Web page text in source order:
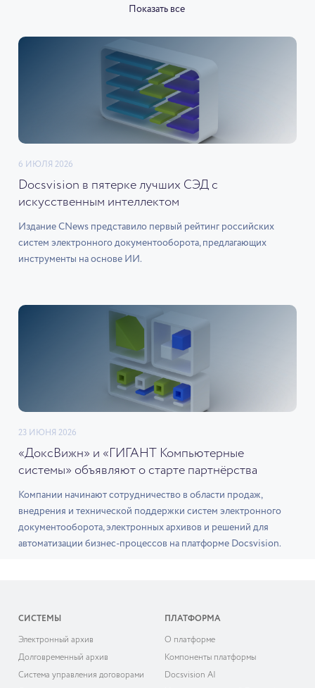
Показать все
6 ИЮЛЯ 2026
Docsvision в пятерке лучших СЭД с
искусственным интеллектом
Издание CNews представило первый рейтинг российских
систем электронного документооборота, предлагающих
инструменты на основе ИИ.
23 ИЮНЯ 2026
«ДоксВижн» и «ГИГАНТ Компьютерные
системы» объявляют о старте партнёрства
Компании начинают сотрудничество в области продаж,
внедрения и технической поддержки систем электронного
документооборота, электронных архивов и решений для
автоматизации бизнес-процессов на платформе Docsvision.
СИСТЕМЫ
Электронный архив
Долговременный архив
Система управления договорами
ПЛАТФОРМА
О платформе
Компоненты платформы
Docsvision AI